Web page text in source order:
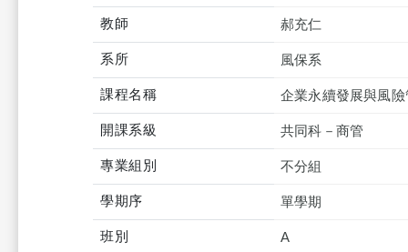
教師 郝充仁
系所 風保系
課程名稱 企業永續發展與風險
開課系級 共同科－商管
專業組別 不分組
學期序 單學期
班別 A